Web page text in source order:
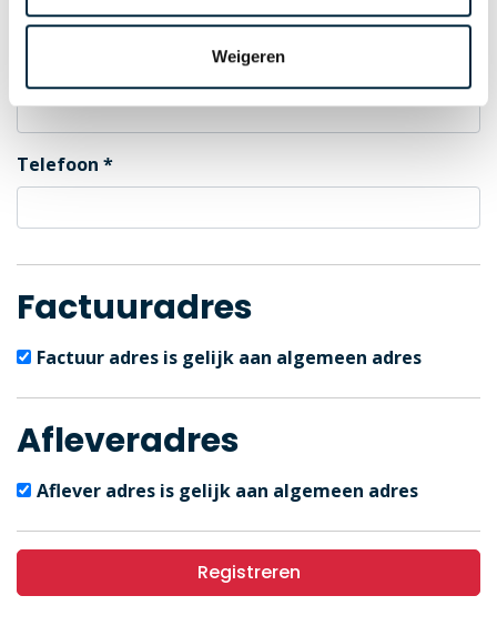
Weigeren
E-mail t.b.v. orderbevestiging
Telefoon
Factuuradres
Factuur adres is gelijk aan algemeen adres
Afleveradres
Aflever adres is gelijk aan algemeen adres
Registreren